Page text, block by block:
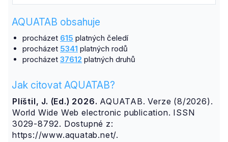
AQUATAB obsahuje
procházet 615 platných čeledí
procházet 5341 platných rodů
procházet 37612 platných druhů
Jak citovat AQUATAB?
Plíštil, J. (Ed.) 2026. AQUATAB. Verze (8/2026).
World Wide Web electronic publication. ISSN
3029-8792. Dostupné z:
https://www.aquatab.net/.